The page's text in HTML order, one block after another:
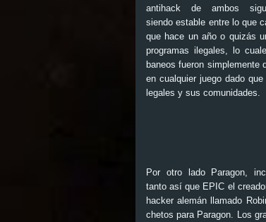
antihack de ambos
siendo estable entre lo que
que hace un año o quizás
programas ilegales, lo
baneos fueron simplemente
en cualquier juego dado
legales y sus comunidades.
Por otro lado Paragon,
tanto así que EPIC el
hacker alemán llamado
chetos para Paragon.
Los